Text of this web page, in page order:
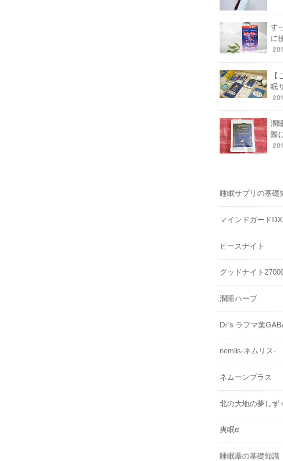
す
に
【
眠
潤
際
睡眠サプリの基礎
マインドガードDX
ピースナイト
グッドナイト
潤睡ハーブ
Dr’s ラフマ葉
nemlis-ネムリス-
ネムーンプラス
北の大地の夢しず
爽眠α
睡眠薬の基礎知識